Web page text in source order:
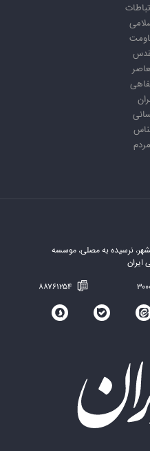
نرسیده به مصلی، موسسه
ایران